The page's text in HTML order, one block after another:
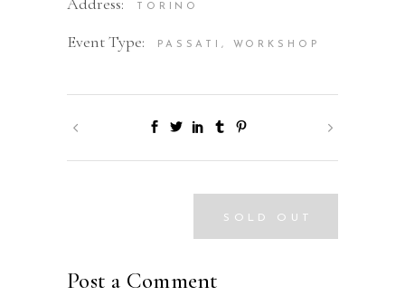
TORINO
Event Type: PASSATI, WORKSHOP
SOLD OUT
Post a Comment